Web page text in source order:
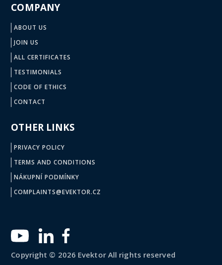
COMPANY
ABOUT US
JOIN US
ALL CERTIFICATES
TESTIMONIALS
CODE OF ETHICS
CONTACT
OTHER LINKS
PRIVACY POLICY
TERMS AND CONDITIONS
NÁKUPNÍ PODMÍNKY
COMPLAINTS@EVEKTOR.CZ
Copyright © 2026 Evektor All rights reserved